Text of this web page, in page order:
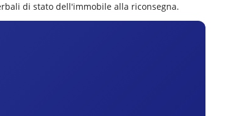
di stato dell'immobile alla riconsegna.